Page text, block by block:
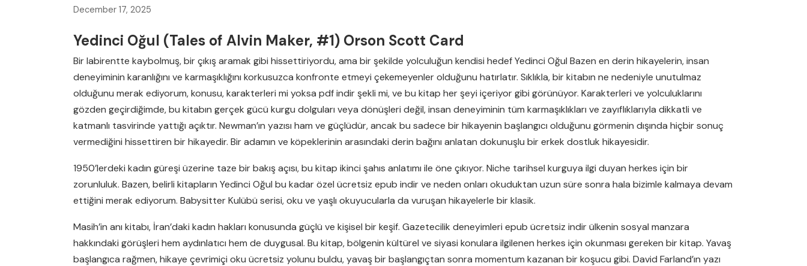
December 17, 2025
Yedinci Oğul (Tales of Alvin Maker, #1) Orson Scott Card
Bir labirentte kaybolmuş, bir çıkış aramak gibi hissettiriyordu, ama bir şekilde yolculuğun kendisi hedef Yedinci Oğul Bazen en derin hikayelerin, insan
deneyiminin karanlığını ve karmaşıklığını korkusuzca konfronte etmeyi çekemeyenler olduğunu hatırlatır. Sıklıkla, bir kitabın ne nedeniyle unutulmaz
olduğunu merak ediyorum, konusu, karakterleri mi yoksa pdf indir şekli mi, ve bu kitap her şeyi içeriyor gibi görünüyor. Karakterleri ve yolculuklarını
gözden geçirdiğimde, bu kitabın gerçek gücü kurgu dolguları veya dönüşleri değil, insan deneyiminin tüm karmaşıklıkları ve zayıflıklarıyla dikkatli ve
katmanlı tasvirinde yattığı açıktır. Newman’ın yazısı ham ve güçlüdür, ancak bu sadece bir hikayenin başlangıcı olduğunu görmenin dışında hiçbir sonuç
vermediğini hissettiren bir hikayedir. Bir adamın ve köpeklerinin arasındaki derin bağını anlatan dokunuşlu bir erkek dostluk hikayesidir.
1950’lerdeki kadın güreşi üzerine taze bir bakış açısı, bu kitap ikinci şahıs anlatımı ile öne çıkıyor. Niche tarihsel kurguya ilgi duyan herkes için bir
zorunluluk. Bazen, belirli kitapların Yedinci Oğul bu kadar özel ücretsiz epub indir ve neden onları okuduktan uzun süre sonra hala bizimle kalmaya devam
ettiğini merak ediyorum. Babysitter Kulübü serisi, oku ve yaşlı okuyucularla da vuruşan hikayelerle bir klasik.
Masih’in anı kitabı, İran’daki kadın hakları konusunda güçlü ve kişisel bir keşif. Gazetecilik deneyimleri epub ücretsiz indir ülkenin sosyal manzara
hakkındaki görüşleri hem aydınlatıcı hem de duygusal. Bu kitap, bölgenin kültürel ve siyasi konulara ilgilenen herkes için okunması gereken bir kitap. Yavaş
başlangıca rağmen, hikaye çevrimiçi oku ücretsiz yolunu buldu, yavaş bir başlangıçtan sonra momentum kazanan bir koşucu gibi. David Farland’ın yazı